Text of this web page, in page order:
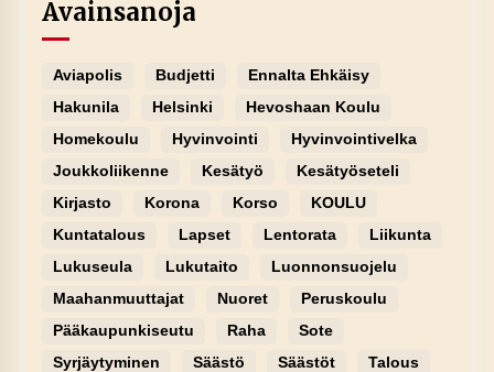
Avainsanoja
Aviapolis Budjetti
Ennalta Ehkäisy
Hakunila
Helsinki
Hevoshaan Koulu
Homekoulu
Hyvinvointi
Hyvinvointivelka
Joukkoliikenne
Kesätyö
Kesätyöseteli
Kirjasto
Korona Korso
KOULU
Kuntatalous
Lapset Lentorata
Liikunta
Lukuseula
Lukutaito
Luonnonsuojelu
Maahanmuuttajat
Nuoret
Peruskoulu
Pääkaupunkiseutu
Raha
Sote
Syrjäytyminen
Säästö Säästöt
Talous